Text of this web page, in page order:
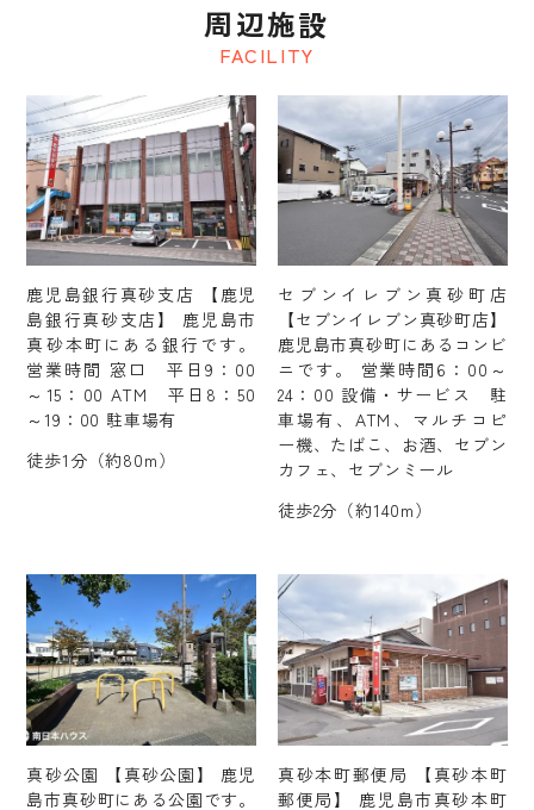
FACILITY
周辺施設
鹿児島銀行真砂支店 【鹿児
島銀行真砂支店】 鹿児島市
真砂本町にある銀行です。
営業時間 窓口 平日9：00
～15：00 ATM 平日8：50
～19：00 駐車場有
徒歩1分（約80m）
セブンイレブン真砂町店
【セブンイレブン真砂町店】
鹿児島市真砂町にあるコンビ
ニです。 営業時間6：00～
24：00 設備・サービス 駐
車場有、ATM、マルチコピ
ー機、たばこ、お酒、セブン
カフェ、セブンミール
徒歩2分（約140m）
真砂公園 【真砂公園】 鹿児
島市真砂町にある公園です。
真砂本町郵便局 【真砂本町
郵便局】 鹿児島市真砂本町